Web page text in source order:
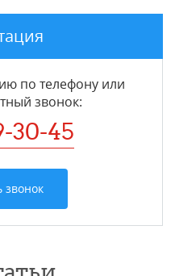
по телефону или
звонок:
30-45
звонок